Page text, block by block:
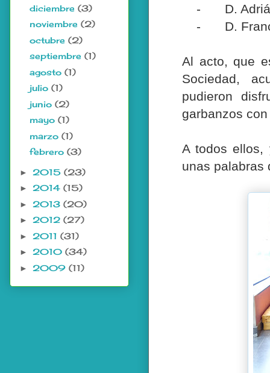
-
D.
-
D.
Al acto, que
Sociedad,
pudieron
garbanzos
A todos ellos,
unas palabras
diciembre (3)
noviembre (2)
octubre (2)
septiembre (1)
agosto (1)
julio (1)
junio (2)
mayo (1)
marzo (1)
febrero (3)
► 2015 (23)
► 2014 (15)
► 2013 (20)
► 2012 (27)
► 2011 (31)
► 2010 (34)
► 2009 (11)